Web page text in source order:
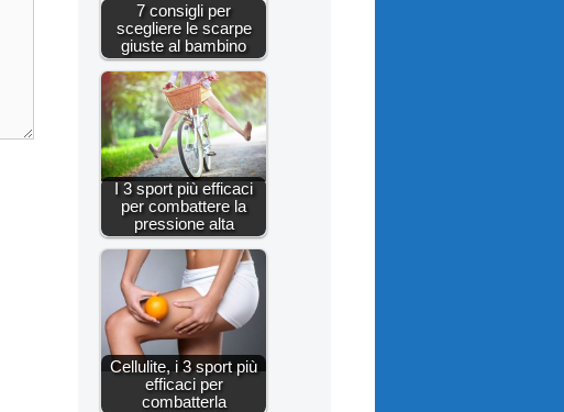
7 consigli per
scegliere le scarpe
giuste al bambino
I 3 sport più efficaci
per combattere la
pressione alta
Cellulite, i 3 sport più
efficaci per
combatterla